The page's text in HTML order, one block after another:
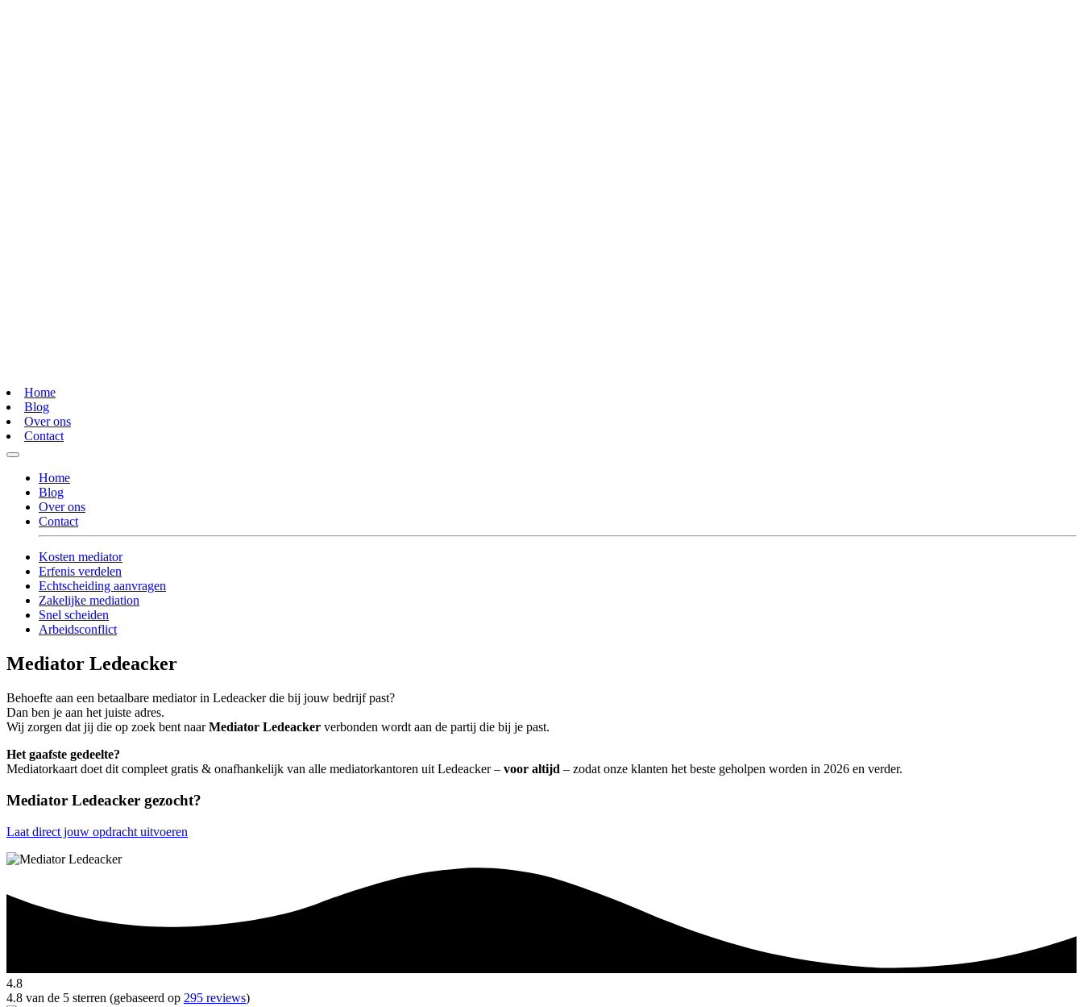
Home
Blog
Over ons
Contact
Home
Blog
Over ons
Contact
Kosten mediator
Erfenis verdelen
Echtscheiding aanvragen
Zakelijke mediation
Snel scheiden
Arbeidsconflict
Mediator Ledeacker
Behoefte aan een betaalbare mediator in Ledeacker die bij jouw bedrijf past?
Dan ben je aan het juiste adres.
Wij zorgen dat jij die op zoek bent naarMediator Ledeacker verbonden wordt aan de partij die bij je past.
Het gaafste gedeelte?
Mediatorkaart doet dit compleet gratis & onafhankelijk van alle mediatorkantoren uit Ledeacker – voor altijd – zodat onze klanten het beste geholpen worden in 2026 en verder.
Mediator Ledeacker gezocht?
Laat direct jouw opdracht uitvoeren
4.8
4.8 van de 5 sterren (gebaseerd op 295 reviews)